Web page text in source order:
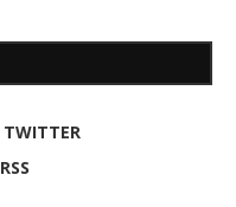
TWITTER
RSS